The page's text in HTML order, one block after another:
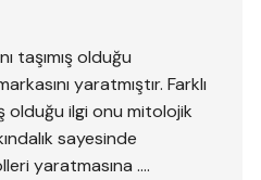
taşımış olduğu
yaratmıştır. Farklı
olduğu ilgi onu mitolojik
sayesinde
yaratmasına ….